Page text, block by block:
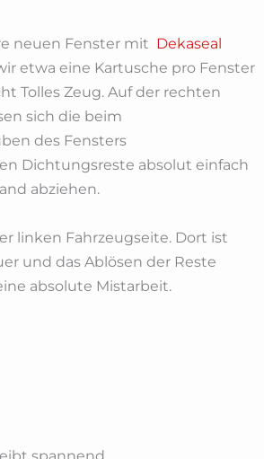
neuen Fenster mit Dekaseal
etwa eine Kartusche pro Fenster
Tolles Zeug. Auf der rechten
sich die beim
des Fensters
Dichtungsreste absolut einfach
abziehen.
linken Fahrzeugseite. Dort ist
und das Ablösen der Reste
absolute Mistarbeit.